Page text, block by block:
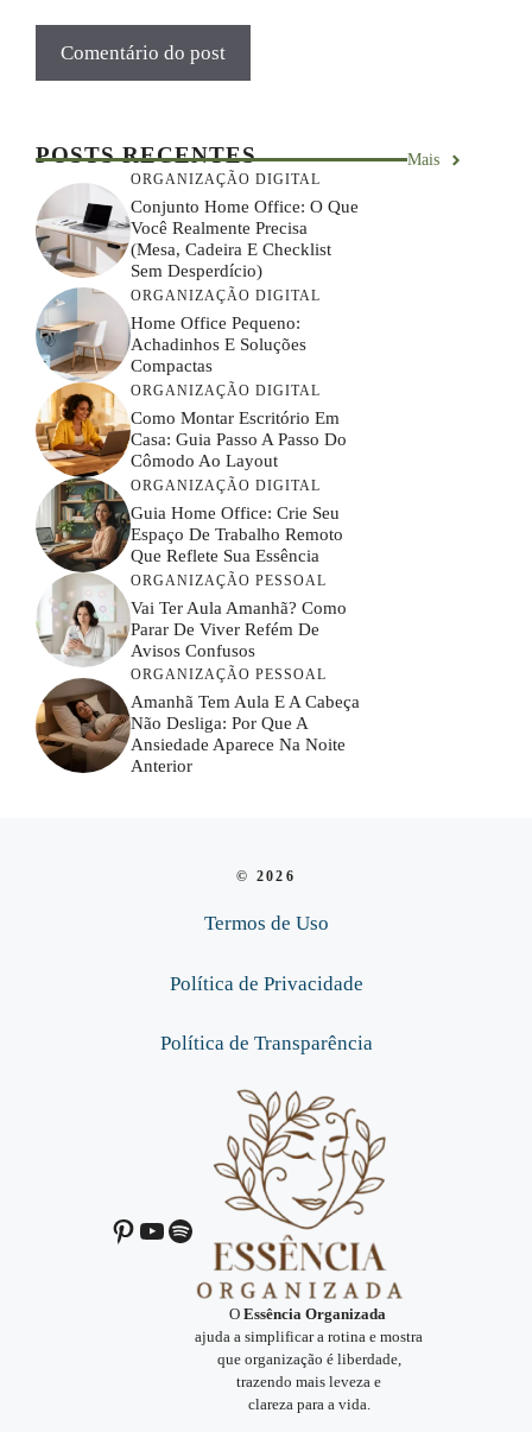
POSTS RECENTES Mais
ORGANIZAÇÃO DIGITAL
Conjunto Home Office: O Que
Você Realmente Precisa
(mesa, Cadeira E Checklist
Sem Desperdício)
ORGANIZAÇÃO DIGITAL
Home Office Pequeno:
Achadinhos E Soluções
Compactas
ORGANIZAÇÃO DIGITAL
Como Montar Escritório Em
Casa: Guia Passo A Passo Do
Cômodo Ao Layout
ORGANIZAÇÃO DIGITAL
Guia Home Office: Crie Seu
Espaço De Trabalho Remoto
Que Reflete Sua Essência
ORGANIZAÇÃO PESSOAL
Vai Ter Aula Amanhã? Como
Parar De Viver Refém De
Avisos Confusos
ORGANIZAÇÃO PESSOAL
Amanhã Tem Aula E A Cabeça
Não Desliga: Por Que A
Ansiedade Aparece Na Noite
Anterior
© 2026
Termos de Uso
Política de Privacidade
Política de Transparência
Pinterest
Youtube
Spotify
O Essência Organizada
ajuda a simplificar a rotina e mostra
que organização é liberdade,
trazendo mais leveza e
clareza para a vida.